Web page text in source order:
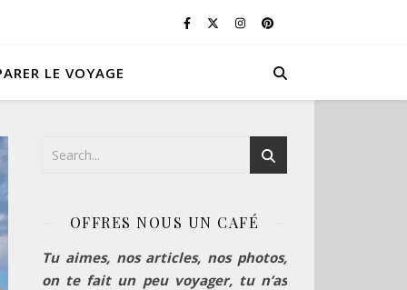
LE VOYAGE
OFFRES NOUS UN CAFÉ
Tu aimes, nos articles, nos photos,
on te fait un peu voyager, tu n’as